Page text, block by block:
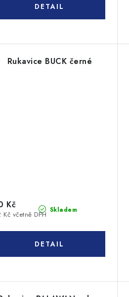
Rukavice BUCK černé
Skladem
Kč včetně DPH
Kč